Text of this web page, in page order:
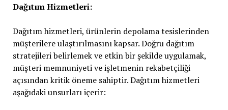
Dağıtım Hizmetleri:
Dağıtım hizmetleri, ürünlerin depolama tesislerinden
müşterilere ulaştırılmasını kapsar. Doğru dağıtım
stratejileri belirlemek ve etkin bir şekilde uygulamak,
müşteri memnuniyeti ve işletmenin rekabetçiliği
açısından kritik öneme sahiptir. Dağıtım hizmetleri
aşağıdaki unsurları içerir: